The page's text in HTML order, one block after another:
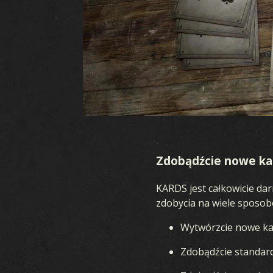
Zdobądźcie nowe
KARDS jest całkowicie
zdobycia na wiele
Wytwórzcie nowe
Zdobądźcie